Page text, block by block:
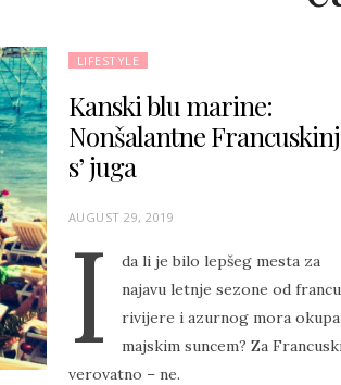
LIFESTYLE
Kanski blu marine:
Nonšalantne
s’ juga
P
AUGUST 29, 2019
I
da li je bilo lepšeg mesta za
najavu letnje sezone od
rivijere i azurnog mora
majskim suncem? Za
verovatno – ne.